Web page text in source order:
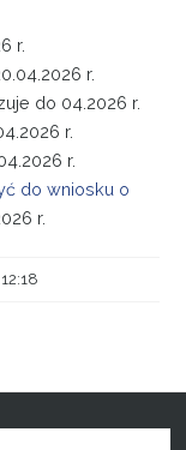
r.
r.
do 04.2026 r.
r.
r.
do wniosku o
r.